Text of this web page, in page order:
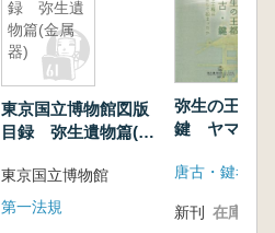
録 弥生遺
物篇(金属
器)
東京国立博物館図版
目録 弥生遺物篇(金
東京国立博物館
第一法規
弥生の王都
鍵 ヤマト王
新刊 在庫なし